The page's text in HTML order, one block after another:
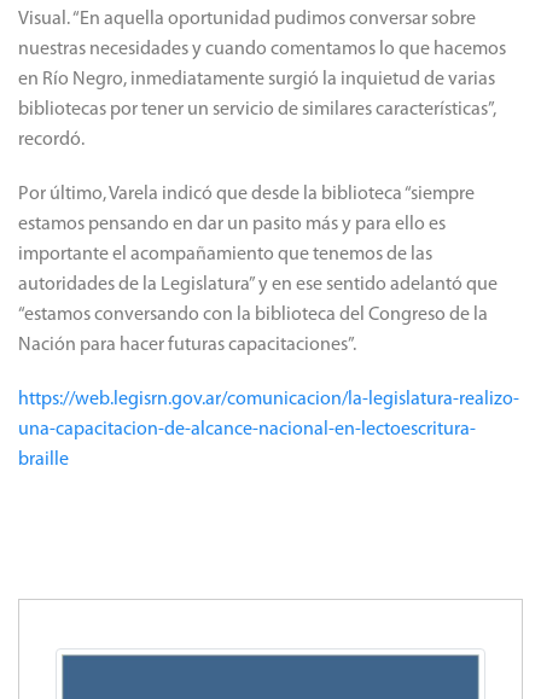
Visual. “En aquella oportunidad pudimos conversar sobre
nuestras necesidades y cuando comentamos lo que hacemos
en Río Negro, inmediatamente surgió la inquietud de varias
bibliotecas por tener un servicio de similares características”,
recordó.
Por último, Varela indicó que desde la biblioteca “siempre
estamos pensando en dar un pasito más y para ello es
importante el acompañamiento que tenemos de las
autoridades de la Legislatura” y en ese sentido adelantó que
“estamos conversando con la biblioteca del Congreso de la
Nación para hacer futuras capacitaciones”.
https://web.legisrn.gov.ar/comunicacion/la-legislatura-realizo-
una-capacitacion-de-alcance-nacional-en-lectoescritura-
braille